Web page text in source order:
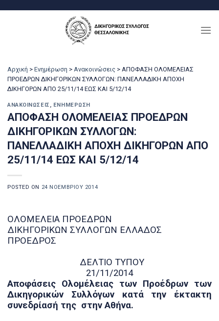
Αρχική > Ενημέρωση > Ανακοινώσεις > AΠOΦAΣH OΛΟΜΕΛΕΙΑΣ
ΠΡΟΕΔΡΩΝ ΔΙΚΗΓΟΡΙΚΩΝ ΣΥΛΛΟΓΩΝ: ΠANEΛΛAΔIKH AΠΟΧΗ
ΔΙΚΗΓΟΡΩΝ ΑΠΟ 25/11/14 ΕΩΣ ΚΑΙ 5/12/14
ΑΝΑΚΟΙΝΏΣΕΙΣ , ΕΝΗΜΈΡΩΣΗ
AΠOΦAΣH OΛΟΜΕΛΕΙΑΣ ΠΡΟΕΔΡΩΝ
ΔΙΚΗΓΟΡΙΚΩΝ ΣΥΛΛΟΓΩΝ:
ΠANEΛΛAΔIKH AΠΟΧΗ ΔΙΚΗΓΟΡΩΝ ΑΠΟ
25/11/14 ΕΩΣ ΚΑΙ 5/12/14
POSTED ON 24 ΝΟΕΜΒΡΊΟΥ 2014
ΟΛΟΜΕΛΕΙΑ ΠΡΟΕΔΡΩΝ
ΔΙΚΗΓΟΡΙΚΩΝ ΣΥΛΛΟΓΩΝ ΕΛΛΑΔΟΣ
ΠΡΟΕΔΡΟΣ
ΔΕΛΤΙΟ ΤΥΠΟΥ
21/11/2014
Αποφάσεις Ολομέλειας των Προέδρων των
Δικηγορικών Συλλόγων κατά την έκτακτη
συνεδρίασή της στην Αθήνα.